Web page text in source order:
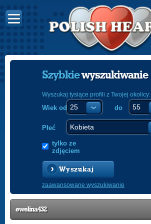
Szybkiewyszukiwanie
Wyszukaj tysiące profili z Twojej okolicy:
Wiek od do
Płeć
tylko ze
zdjęciem
Wyszukaj
zaawansowane wyszukiwanie
ewelina432